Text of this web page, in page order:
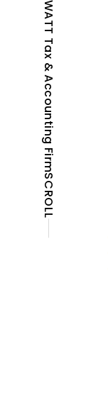
WATT Tax & Accounting Firm
SCROLL